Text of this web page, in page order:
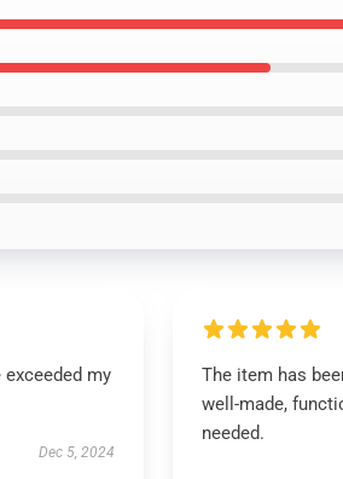
my
Dec 5, 2024
The item has
well-made,
needed.